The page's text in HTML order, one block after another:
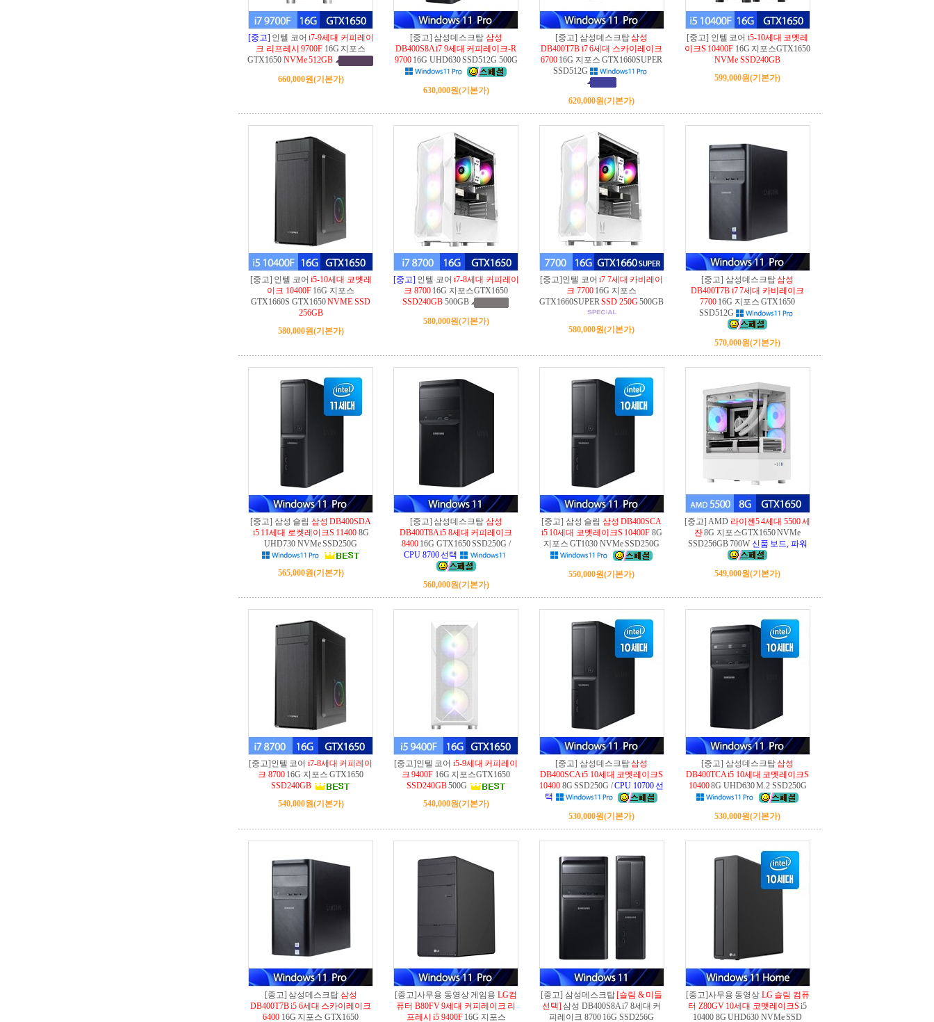
[중고] 인텔 코어 i7-9세대 커피레이
크 리프레시 9700F 16G 지포스
GTX1650 NVMe 512GB
660,000원(기본가)
[중고] 삼성데스크탑 삼성
DB400S8A i7 9세대 커피레이크-R
970016G UHD630 SSD512G 500G
630,000원(기본가)
[중고] 삼성데스크탑삼성
DB400T7B i7 6세대 스카이레이크
670016G 지포스 GTX1660SUPER
SSD512G
620,000원(기본가)
[중고] 인텔 코어 i5-10세대 코멧레
이크S 10400F 16G 지포스GTX1650
NVMe SSD240GB
599,000원(기본가)
[중고] 인텔 코어 i5-10세대 코멧레
이크 10400F16G 지포스
GTX1660S GTX1650NVME SSD
256GB
580,000원(기본가)
[중고] 인텔 코어 i7-8세대 커피레이
크 870016G 지포스GTX1650
SSD240GB 500GB
580,000원(기본가)
[중고]인텔 코어 i7 7세대 카비레이
크 770016G 지포스
GTX1660SUPERSSD 250G500GB
580,000원(기본가)
[중고] 삼성데스크탑삼성
DB400T7B i7 7세대 카비레이크
770016G 지포스 GTX1650
SSD512G
570,000원(기본가)
[중고] 삼성 슬림 삼성 DB400SDA
i5 11세대 로켓레이크S 11400 8G
UHD730 NVMe SSD250G
565,000원(기본가)
[중고] 삼성데스크탑 삼성
DB400T8A i5 8세대 커피레이크
840016G GTX1650 SSD250G /
CPU 8700 선택
560,000원(기본가)
[중고] 삼성 슬림 삼성 DB400SCA
i5 10세대 코멧레이크S 10400F 8G
지포스 GT1030 NVMe SSD250G
550,000원(기본가)
[중고] AMD 라이젠5 4세대 5500 세
잔8G 지포스GTX1650 NVMe
SSD256GB 700W 신품 보드, 파워
549,000원(기본가)
[중고]인텔 코어 i7-8세대 커피레이
크 870016G 지포스 GTX1650
SSD240GB
540,000원(기본가)
[중고]인텔 코어 i5-9세대 커피레이
크 9400F 16G 지포스GTX1650
SSD240GB500G
540,000원(기본가)
[중고] 삼성데스크탑삼성
DB400SCA i5 10세대 코멧레이크S
10400 8G SSD250G /CPU 10700 선
택
530,000원(기본가)
[중고] 삼성데스크탑삼성
DB400TCA i5 10세대 코멧레이크S
104008G UHD630 M.2 SSD250G
530,000원(기본가)
[중고] 삼성데스크탑 삼성
DB400T7B i5 6세대 스카이레이크
6400 16G 지포스 GTX1650
[중고]사무용 동영상 게임용 LG컴
퓨터 B80FV 9세대 커피레이크 리
프레시 i5 9400F16G 지포스
[중고] 삼성데스크탑 [슬림 & 미들
선택] 삼성 DB400S8A i7 8세대 커
피레이크 8700 16G SSD256G
[중고]사무용 동영상 LG 슬림 컴퓨
터 Z80GV 10세대 코멧레이크S i5
10400 8G UHD630 NVMe SSD